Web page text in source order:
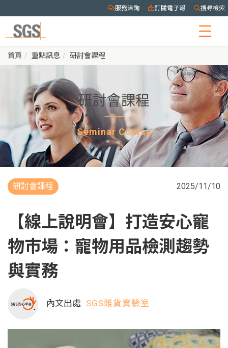
服務洽詢 訂閱電子報 搜尋檢索
首頁 重點訊息 研討會課程
研討會課程
Seminar Course
研討會課程 2025/11/10
【線上說明會】打造安心寵
物市場：寵物用品檢測趨勢
與實務
內文出處 SGS雜貨實驗室